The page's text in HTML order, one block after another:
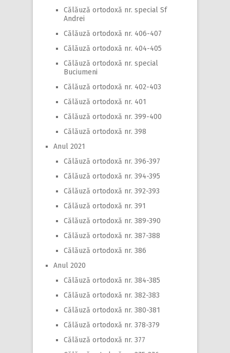
Călăuză ortodoxă nr. special Sf
Andrei
Călăuză ortodoxă nr. 406-407
Călăuză ortodoxă nr. 404-405
Călăuză ortodoxă nr. special
Buciumeni
Călăuză ortodoxă nr. 402-403
Călăuză ortodoxă nr. 401
Călăuză ortodoxă nr. 399-400
Călăuză ortodoxă nr. 398
Anul 2021
Călăuză ortodoxă nr. 396-397
Călăuză ortodoxă nr. 394-395
Călăuză ortodoxă nr. 392-393
Călăuză ortodoxă nr. 391
Călăuză ortodoxă nr. 389-390
Călăuză ortodoxă nr. 387-388
Călăuză ortodoxă nr. 386
Anul 2020
Călăuză ortodoxă nr. 384-385
Călăuză ortodoxă nr. 382-383
Călăuză ortodoxă nr. 380-381
Călăuză ortodoxă nr. 378-379
Călăuză ortodoxă nr. 377